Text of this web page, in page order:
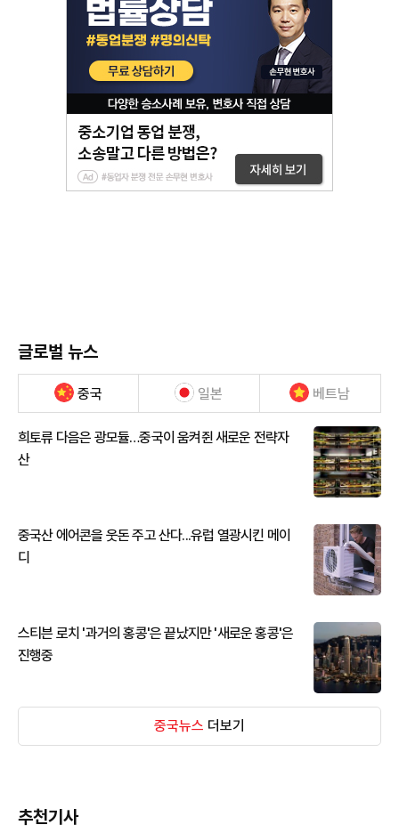
글로벌 뉴스
중국 일본 베트남
희토류 다음은 광모듈…중국이 움켜쥔 새로운 전략자
산
중국산 에어콘을 웃돈 주고 산다...유럽 열광시킨 메이
디
스티븐 로치 '과거의 홍콩'은 끝났지만 '새로운 홍콩'은
진행중
중국뉴스 더보기
추천기사